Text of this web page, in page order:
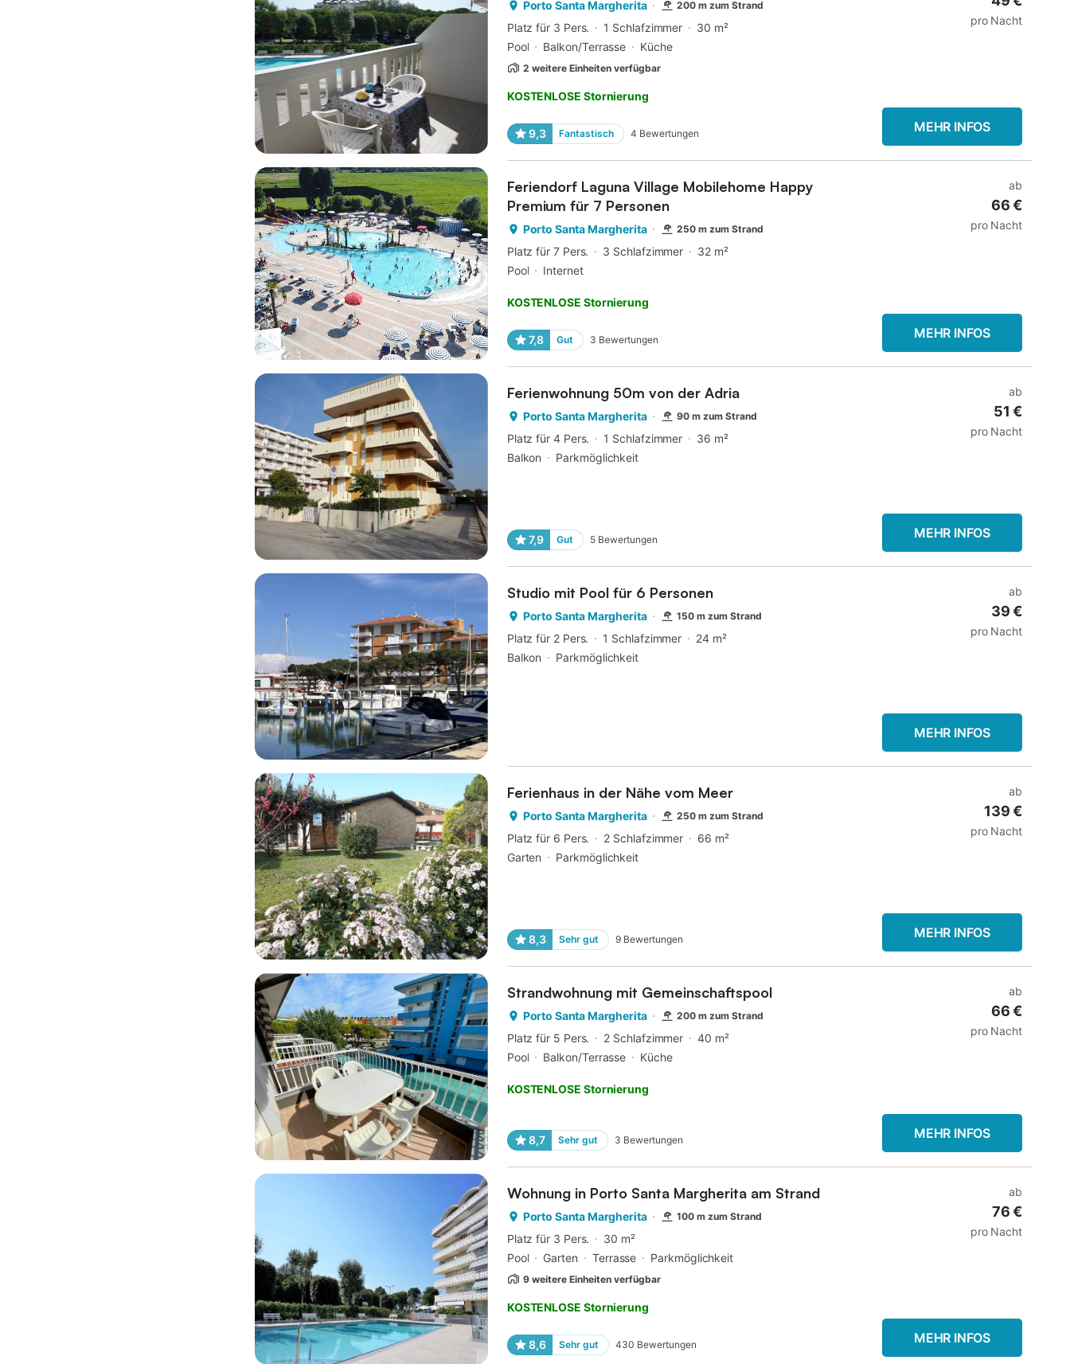
Porto Santa Margherita 200 m zum Strand
Platz für 3 Pers. 1 Schlafzimmer
30 m²
Pool
Balkon/Terrasse Küche
2 weitere Einheiten verfügbar
KOSTENLOSE Stornierung
9,3 Fantastisch 4 Bewertungen
pro Nacht
MEHR INFOS
Feriendorf Laguna Village Mobilehome Happy
Premium für 7 Personen
Porto Santa Margherita 250 m zum Strand
Platz für 7 Pers. 3 Schlafzimmer
32 m²
Pool
Internet
KOSTENLOSE Stornierung
7,8 Gut 3 Bewertungen
ab
66 €
pro Nacht
MEHR INFOS
Ferienwohnung 50m von der Adria
Porto Santa Margherita 90 m zum Strand
Platz für 4 Pers. 1 Schlafzimmer
36 m²
Balkon
Parkmöglichkeit
7,9 Gut 5 Bewertungen
ab
51 €
pro Nacht
MEHR INFOS
Studio mit Pool für 6 Personen
Porto Santa Margherita 150 m zum Strand
Platz für 2 Pers. 1 Schlafzimmer
24 m²
Balkon
Parkmöglichkeit
ab
39 €
pro Nacht
MEHR INFOS
Ferienhaus in der Nähe vom Meer
Porto Santa Margherita 250 m zum Strand
Platz für 6 Pers. 2 Schlafzimmer
66 m²
Garten
Parkmöglichkeit
8,3 Sehr gut 9 Bewertungen
ab
139 €
pro Nacht
MEHR INFOS
Strandwohnung mit Gemeinschaftspool
Porto Santa Margherita 200 m zum Strand
Platz für 5 Pers. 2 Schlafzimmer
40 m²
Pool
Balkon/Terrasse Küche
KOSTENLOSE Stornierung
8,7 Sehr gut 3 Bewertungen
ab
66 €
pro Nacht
MEHR INFOS
Wohnung in Porto Santa Margherita am Strand
Porto Santa Margherita 100 m zum Strand
Platz für 3 Pers.
30 m²
Pool
Garten Terrasse Parkmöglichkeit
9 weitere Einheiten verfügbar
KOSTENLOSE Stornierung
8,6 Sehr gut 430 Bewertungen
ab
76 €
pro Nacht
MEHR INFOS